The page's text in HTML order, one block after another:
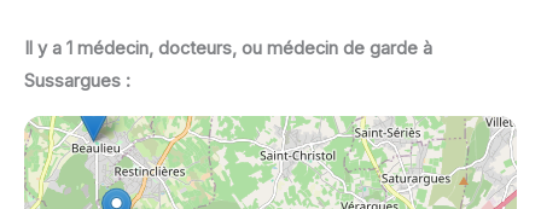
Il y a 1 médecin, docteurs, ou médecin de garde à
Sussargues :